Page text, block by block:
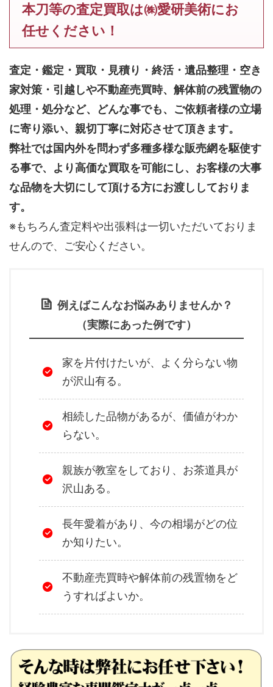
本刀等の査定買取は㈱愛研美術にお
任せください！
査定・鑑定・買取・見積り・終活・遺品整理・空き
家対策・引越しや不動産売買時、解体前の残置物の
処理・処分など、どんな事でも、 ご依頼者様の立場
に寄り添い、親切丁寧に対応させて頂きます。
弊社では国内外を問わず多種多様な販売網を駆使す
る事で、より高価な買取を可能にし、お客様の大事
な品物を大切にして頂ける方にお渡ししておりま
す。
※もちろん査定料や出張料は一切いただいておりま
せんので、ご安心ください。
例えばこんなお悩みありませんか？
（実際にあった例です）
家を片付けたいが、よく分らない物
が沢山有る。
相続した品物があるが、価値がわか
らない。
親族が教室をしており、お茶道具が
沢山ある。
長年愛着があり、今の相場がどの位
か知りたい。
不動産売買時や解体前の残置物をど
うすればよいか。